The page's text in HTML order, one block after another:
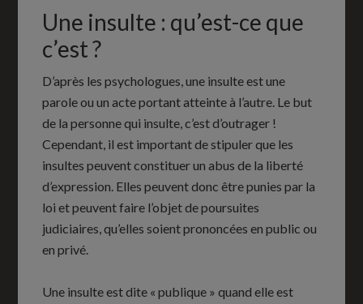
Une insulte : qu’est-ce que
c’est ?
D’après les psychologues, une insulte est une
parole ou un acte portant atteinte à l’autre. Le but
de la personne qui insulte, c’est d’outrager !
Cependant, il est important de stipuler que les
insultes peuvent constituer un abus de la liberté
d’expression. Elles peuvent donc être punies par la
loi et peuvent faire l’objet de poursuites
judiciaires, qu’elles soient prononcées en public ou
en privé.
Une insulte est dite « publique » quand elle est